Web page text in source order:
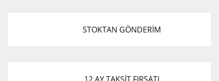
STOKTAN GÖNDERİM